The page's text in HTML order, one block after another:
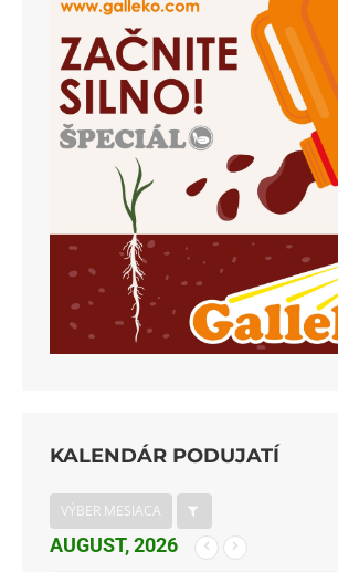
KALENDÁR PODUJATÍ
VÝBER MESIACA
AUGUST, 2026